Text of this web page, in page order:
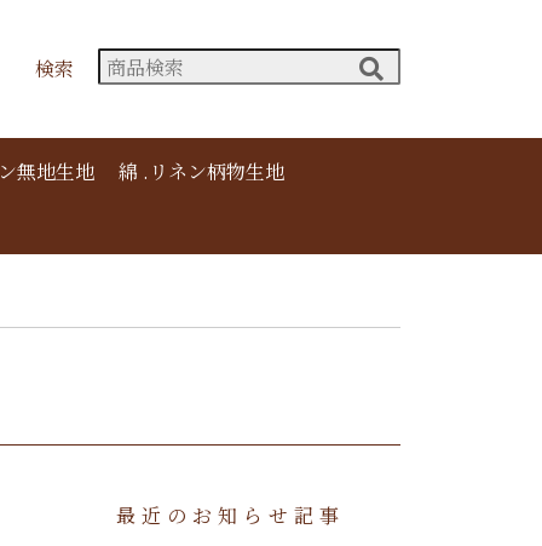
検索
無地生地 綿 .リネン柄物生地
最近のお知らせ記事